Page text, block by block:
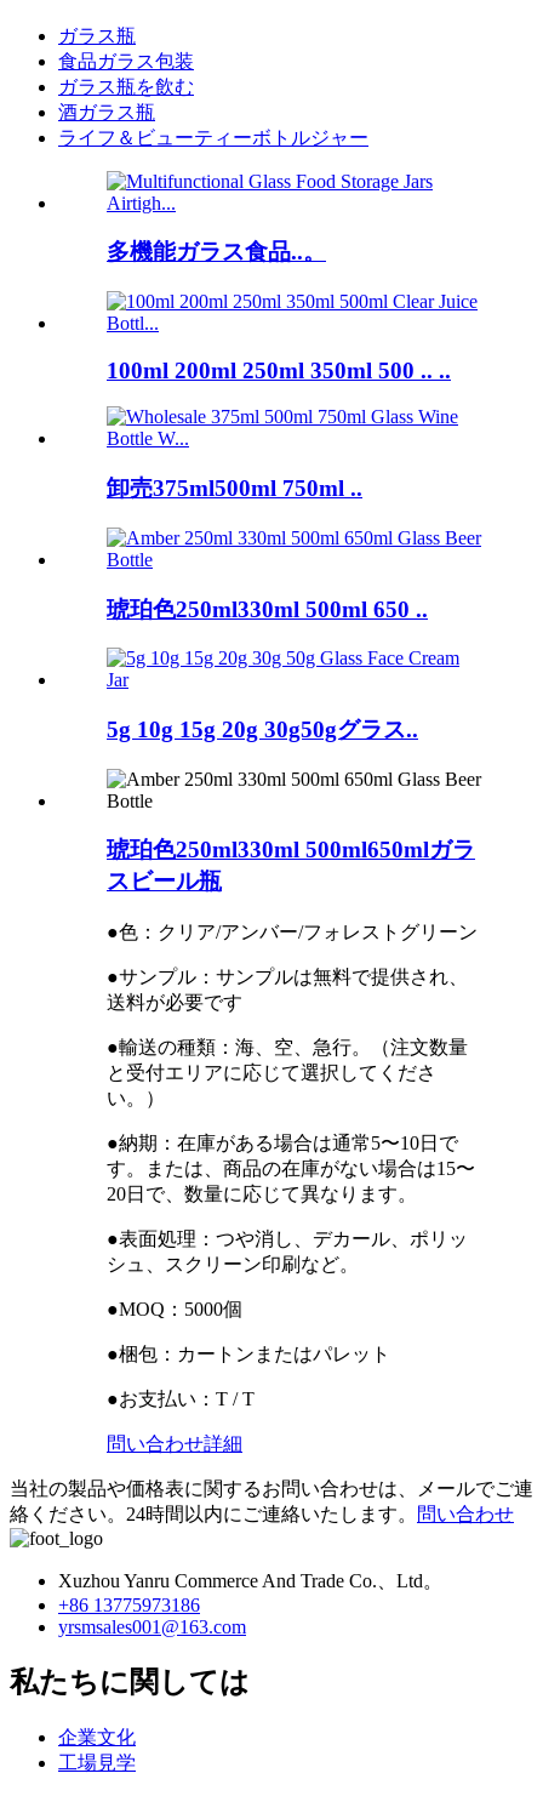
ガラス瓶
食品ガラス包装
ガラス瓶を飲む
酒ガラス瓶
ライフ＆ビューティーボトルジャー
多機能ガラス食品..。
100ml 200ml 250ml 350ml 500 .. ..
卸売375ml500ml 750ml ..
琥珀色250ml330ml 500ml 650 ..
5g 10g 15g 20g 30g50gグラス..
琥珀色250ml330ml 500ml650mlガラ
スビール瓶
●色：クリア/アンバー/フォレストグリーン
●サンプル：サンプルは無料で提供され、
送料が必要です
●輸送の種類：海、空、急行。（注文数量
と受付エリアに応じて選択してくださ
い。）
●納期：在庫がある場合は通常5〜10日で
す。または、商品の在庫がない場合は15〜
20日で、数量に応じて異なります。
●表面処理：つや消し、デカール、ポリッ
シュ、スクリーン印刷など。
●MOQ：5000個
●梱包：カートンまたはパレット
●お支払い：T / T
問い合わせ詳細
当社の製品や価格表に関するお問い合わせは、メールでご連
絡ください。24時間以内にご連絡いたします。
問い合わせ
Xuzhou Yanru Commerce And Trade Co.、Ltd。
+86 13775973186
yrsmsales001@163.com
私たちに関しては
企業文化
工場見学